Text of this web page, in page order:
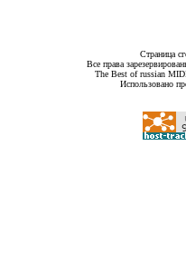
Страница
Все права
The Best of russian
Использовано